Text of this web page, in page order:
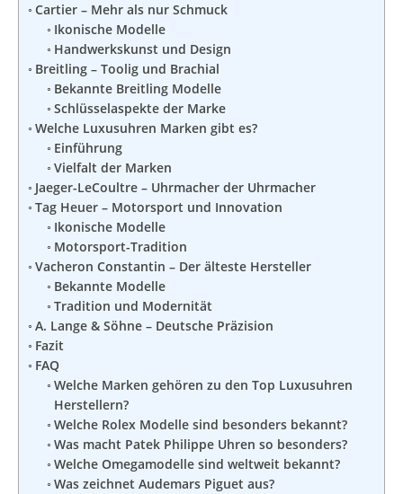
Cartier – Mehr als nur Schmuck
Ikonische Modelle
Handwerkskunst und Design
Breitling – Toolig und Brachial
Bekannte Breitling Modelle
Schlüsselaspekte der Marke
Welche Luxusuhren Marken gibt es?
Einführung
Vielfalt der Marken
Jaeger-LeCoultre – Uhrmacher der Uhrmacher
Tag Heuer – Motorsport und Innovation
Ikonische Modelle
Motorsport-Tradition
Vacheron Constantin – Der älteste Hersteller
Bekannte Modelle
Tradition und Modernität
A. Lange & Söhne – Deutsche Präzision
Fazit
FAQ
Welche Marken gehören zu den Top Luxusuhren
Herstellern?
Welche Rolex Modelle sind besonders bekannt?
Was macht Patek Philippe Uhren so besonders?
Welche Omegamodelle sind weltweit bekannt?
Was zeichnet Audemars Piguet aus?